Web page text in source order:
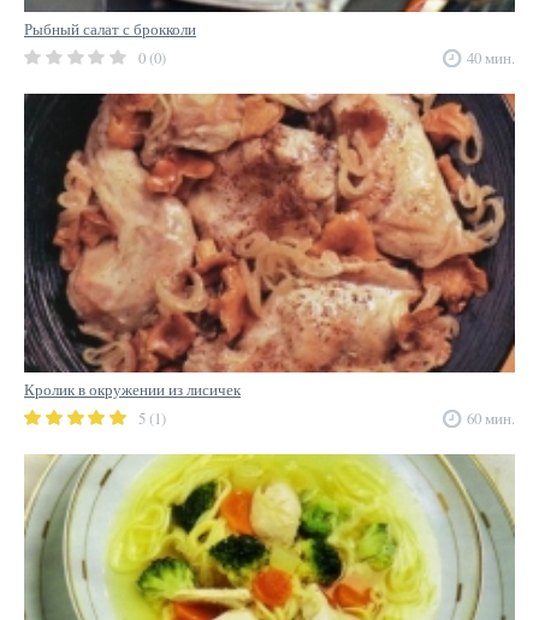
Рыбный салат с брокколи
0 (0)
40 мин.
Кролик в окружении из лисичек
5 (1)
60 мин.